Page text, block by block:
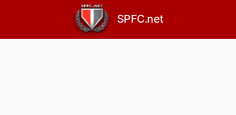
SPFC.net